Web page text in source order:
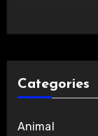
Categories
Animal